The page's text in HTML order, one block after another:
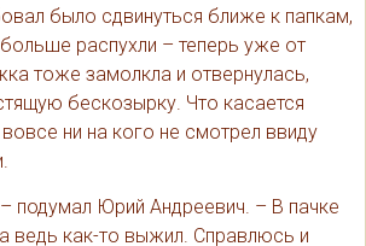
было сдвинуться ближе к папкам,
распухли – теперь уже от
тоже замолкла и отвернулась,
бескозырку. Что касается
вовсе ни на кого не смотрел ввиду
подумал Юрий Андреевич. – В пачке
ведь как-то выжил. Справлюсь и